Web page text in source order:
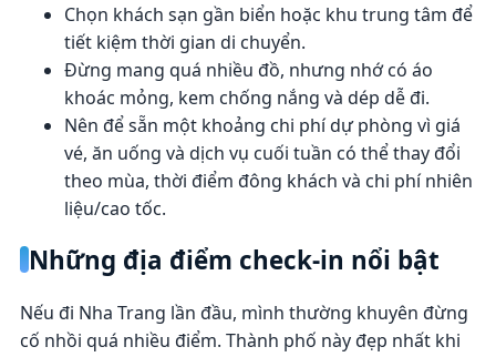
Chọn khách sạn gần biển hoặc khu trung tâm để
tiết kiệm thời gian di chuyển.
Đừng mang quá nhiều đồ, nhưng nhớ có áo
khoác mỏng, kem chống nắng và dép dễ đi.
Nên để sẵn một khoảng chi phí dự phòng vì giá
vé, ăn uống và dịch vụ cuối tuần có thể thay đổi
theo mùa, thời điểm đông khách và chi phí nhiên
liệu/cao tốc.
Những địa điểm check-in nổi bật
Nếu đi Nha Trang lần đầu, mình thường khuyên đừng
cố nhồi quá nhiều điểm. Thành phố này đẹp nhất khi